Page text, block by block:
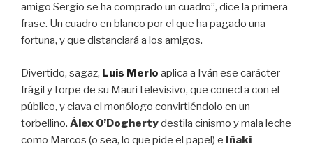
amigo Sergio se ha comprado un cuadro”, dice la primera
frase. Un cuadro en blanco por el que ha pagado una
fortuna, y que distanciará a los amigos.
Divertido, sagaz, Luis Merlo aplica a Iván ese carácter
frágil y torpe de su Mauri televisivo, que conecta con el
público, y clava el monólogo convirtiéndolo en un
torbellino. Álex O’Doghertydestila cinismo y mala leche
como Marcos (o sea, lo que pide el papel) e Iñaki